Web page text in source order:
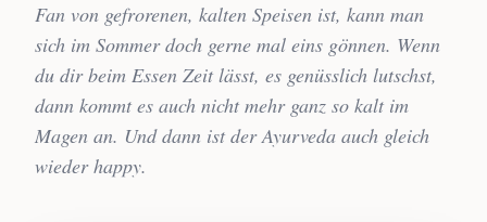
Fan von gefrorenen, kalten Speisen ist, kann man
sich im Sommer doch gerne mal eins gönnen. Wenn
du dir beim Essen Zeit lässt, es genüsslich lutschst,
dann kommt es auch nicht mehr ganz so kalt im
Magen an. Und dann ist der Ayurveda auch gleich
wieder happy.